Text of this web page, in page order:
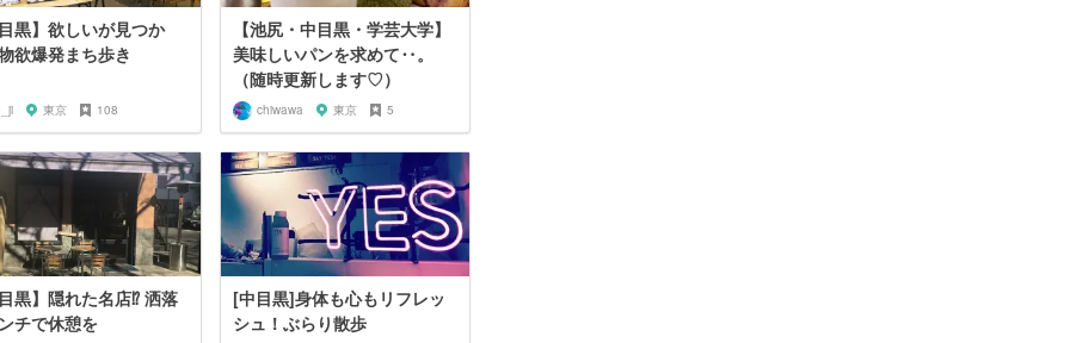
目黒】欲しいが見つか
欲爆発まち歩き
東京 108
【池尻・中目黒・学芸大学】
美味しいパンを求めて‥。
（随時更新します♡）
chiwawa 東京 5
目黒】隠れた名店⁉︎ 洒落
チで休憩を
[中目黒]身体も心もリフレッ
シュ！ぶらり散歩